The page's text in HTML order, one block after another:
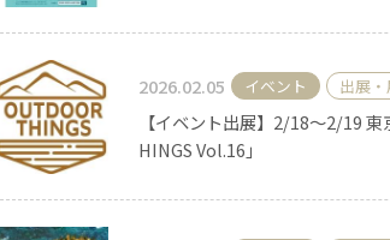
テーパーキャンドル
2026.02.05 イベント 出展
【イベント出展】2/18〜2/19
HINGS Vol.16」